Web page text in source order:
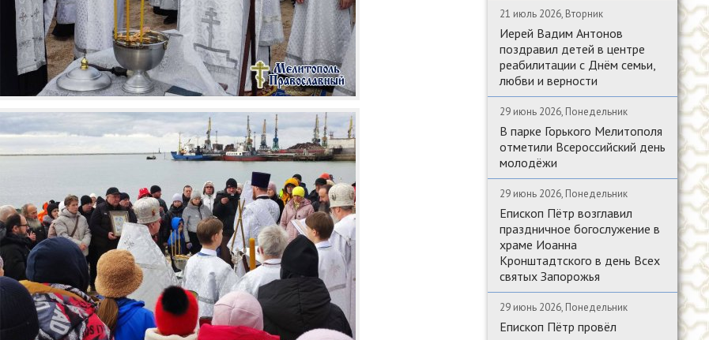
21 июль 2026, Вторник
Иерей Вадим Антонов
поздравил детей в центре
реабилитации с Днём семьи,
любви и верности
29 июнь 2026, Понедельник
В парке Горького Мелитополя
отметили Всероссийский день
молодёжи
29 июнь 2026, Понедельник
Епископ Пётр возглавил
праздничное богослужение в
храме Иоанна
Кронштадтского в день Всех
святых Запорожья
29 июнь 2026, Понедельник
Епископ Пётр провёл